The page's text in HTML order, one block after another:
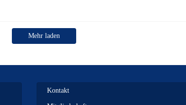
Mehr laden
Kontakt